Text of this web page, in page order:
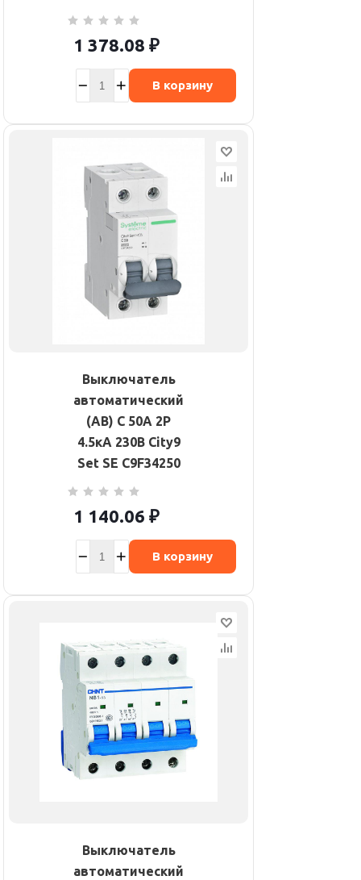
1 378.08 ₽
В корзину
Выключатель
автоматический
(АВ) С 50А 2P
4.5кА 230В City9
Set SE C9F34250
1 140.06 ₽
В корзину
Выключатель
автоматический